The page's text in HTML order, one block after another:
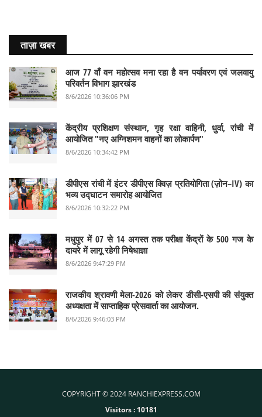
ताज़ा खबर
आज 77 वाँ वन महोत्सव मना रहा है वन पर्यावरण एवं जलवायु
परिवर्तन विभाग झारखंड
8/6/2026 10:36:06 PM
केंद्रीय प्रशिक्षण संस्थान, गृह रक्षा वाहिनी, धुर्वा, रांची में
आयोजित "नए अग्निशमन वाहनों का लोकार्पण"
8/6/2026 10:34:42 PM
डीपीएस रांची में इंटर डीपीएस क्विज़ प्रतियोगिता (ज़ोन–IV) का
भव्य उद्घाटन समारोह आयोजित
8/6/2026 10:32:22 PM
मधुपुर में 07 से 14 अगस्त तक परीक्षा केंद्रों के 500 गज के
दायरे में लागू रहेगी निषेधाज्ञा
8/6/2026 9:47:29 PM
राजकीय श्रावणी मेला-2026 को लेकर डीसी-एसपी की संयुक्त
अध्यक्षता में साप्ताहिक प्रेसवार्ता का आयोजन.
8/6/2026 9:46:03 PM
COPYRIGHT © 2024 RANCHIEXPRESS.COM
Visitors : 10181